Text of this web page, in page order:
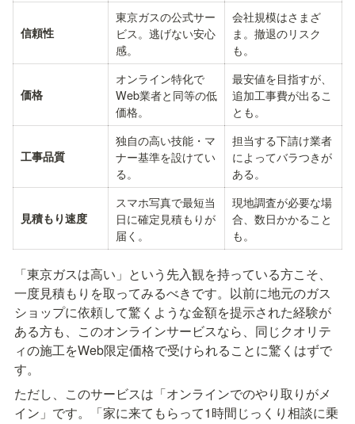
信頼性
東京ガスの公式サー
ビス。逃げない安心
感。
会社規模はさまざ
ま。撤退のリスク
も。
価格
オンライン特化で
Web業者と同等の低
価格。
最安値を目指すが、
追加工事費が出るこ
とも。
工事品質
独自の高い技能・マ
ナー基準を設けてい
る。
担当する下請け業者
によってバラつきが
ある。
見積もり速度
スマホ写真で最短当
日に確定見積もりが
届く。
現地調査が必要な場
合、数日かかること
も。
「東京ガスは高い」という先入観を持っている方こそ、
一度見積もりを取ってみるべきです。以前に地元のガス
ショップに依頼して驚くような金額を提示された経験が
ある方も、このオンラインサービスなら、同じクオリテ
ィの施工をWeb限定価格で受けられることに驚くはずで
す。
ただし、このサービスは「オンラインでのやり取りがメ
イン」です。「家に来てもらって1時間じっくり相談に乗